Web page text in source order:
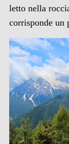
letto nella
corrisponde un